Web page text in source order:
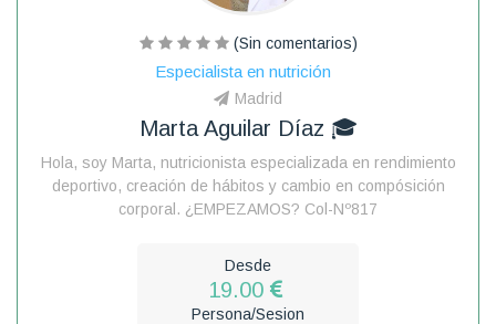
(Sin comentarios)
Especialista en nutrición
Madrid
Marta Aguilar Díaz 🎓
Hola, soy Marta, nutricionista especializada en rendimiento
deportivo, creación de hábitos y cambio en compósición
corporal. ¿EMPEZAMOS? Col-Nº817
Desde
19.00
Persona/Sesion